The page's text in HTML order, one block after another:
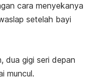
cara menyekanya
setelah bayi
dua gigi seri depan
muncul.